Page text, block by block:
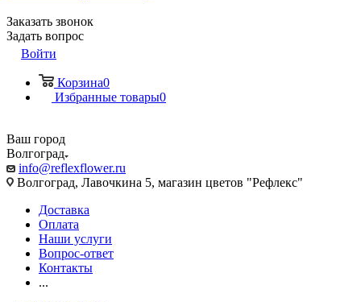
Заказать звонок
Задать вопрос
Войти
Корзина0
Избранные товары0
Ваш город
Волгоград
info@reflexflower.ru
Волгоград, Лавочкина 5, магазин цветов "Рефлекс"
Доставка
Оплата
Наши услуги
Вопрос-ответ
Контакты
...